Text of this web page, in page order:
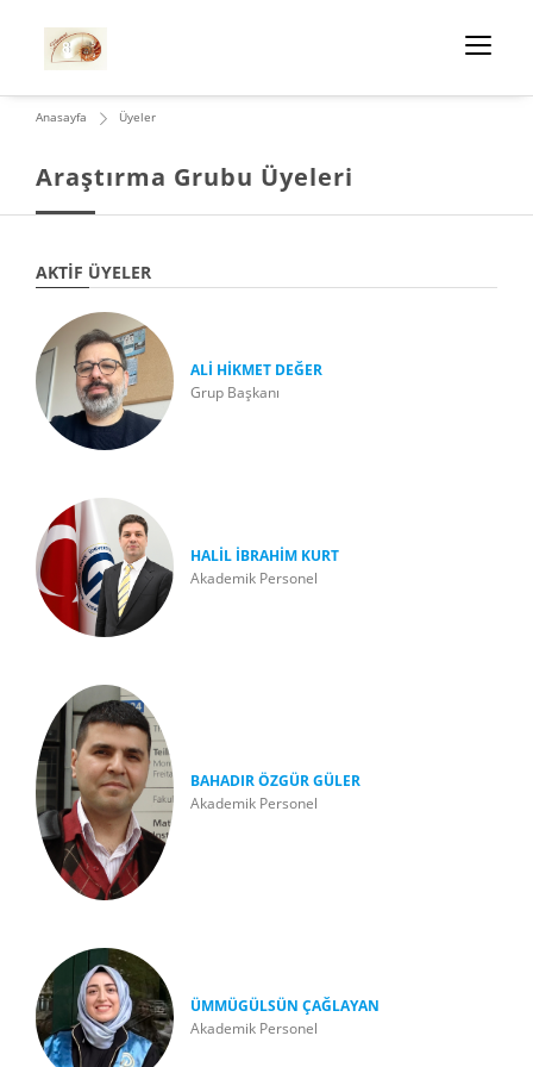
Araştırma Grubu Üyeleri
Anasayfa Üyeler
AKTIF ÜYELER
ALİ HİKMET DEĞER
Grup Başkanı
HALİL İBRAHİM KURT
Akademik Personel
BAHADIR ÖZGÜR GÜLER
Akademik Personel
ÜMMÜGÜLSÜN ÇAĞLAYAN
Akademik Personel